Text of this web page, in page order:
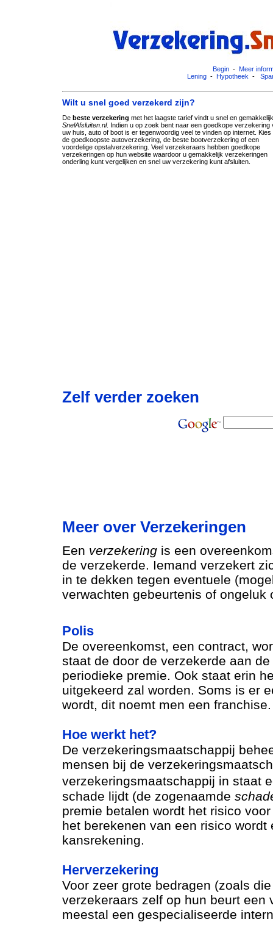
Begin- Meer
Lening - Hypotheek -
Wilt u snel goed verzekerd zijn?
De beste verzekering met het laagste tarief vindt u snel en
SnelAfsluiten.nl. Indien u op zoek bent naar een goedkope verzekering
uw huis, auto of boot is er tegenwoordig veel te vinden op internet. Kies
de goedkoopste autoverzekering, de beste bootverzekering of een
voordelige opstalverzekering. Veel verzekeraars hebben goedkope
verzekeringen op hun website waardoor u gemakkelijk verzekeringen
onderling kunt vergelijken en snel uw verzekering kunt afsluiten.
Zelf verder zoeken
Meer over Verzekeringen
Een verzekering is een
de verzekerde. Iemand verzekert
in te dekken tegen eventuele
verwachten gebeurtenis of
Polis
De overeenkomst, een contract,
staat de door de verzekerde aan
periodieke premie. Ook staat erin
uitgekeerd zal worden. Soms is er
wordt, dit noemt men een
Hoe werkt het?
De verzekeringsmaatschappij
mensen bij de
verzekeringsmaatschappij in staat
schade lijdt (de zogenaamde
premie betalen wordt het risico
het berekenen van een risico
kansrekening.
Herverzekering
Voor zeer grote bedragen (zoals
verzekeraars zelf op hun beurt een
meestal een gespecialiseerde